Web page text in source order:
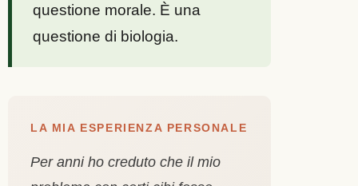
questione morale. È una
questione di biologia.
LA MIA ESPERIENZA PERSONALE
Per anni ho creduto che il mio